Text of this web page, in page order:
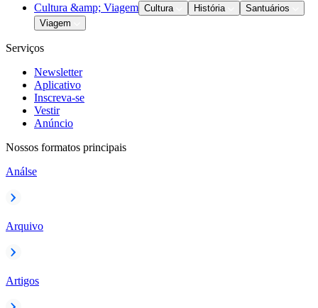
Cultura &amp; Viagem Cultura História
Santuários
Viagem
Serviços
Newsletter
Aplicativo
Inscreva-se
Vestir
Anúncio
Nossos formatos principais
Análse
Arquivo
Artigos